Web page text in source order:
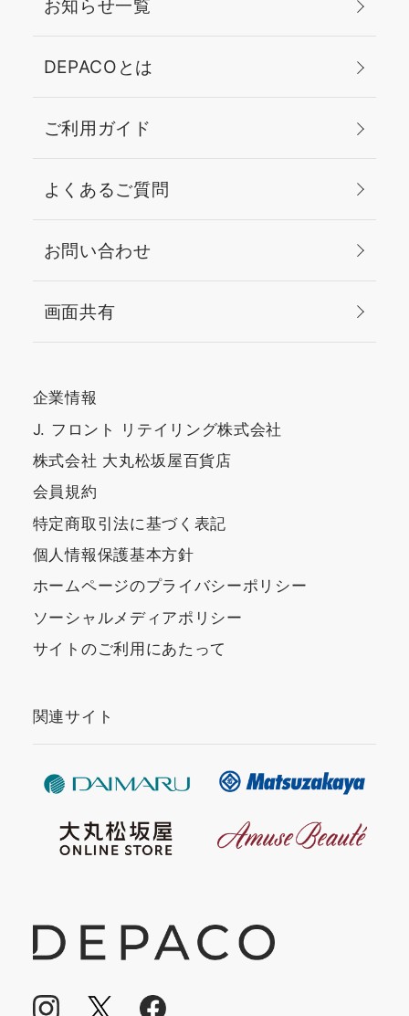
お知らせ一覧
DEPACOとは
ご利用ガイド
よくあるご質問
お問い合わせ
画面共有
企業情報
J. フロント リテイリング株式会社
株式会社 大丸松坂屋百貨店
会員規約
特定商取引法に基づく表記
個人情報保護基本方針
ホームページのプライバシーポリシー
ソーシャルメディアポリシー
サイトのご利用にあたって
関連サイト